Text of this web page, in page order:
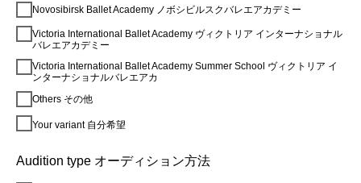
Novosibirsk Ballet Academy ノボシビルスクバレエアカデミー
Victoria International Ballet Academy ヴィクトリア インターナショナル
バレエアカデミー
Victoria International Ballet Academy Summer School ヴィクトリア イ
ンターナショナルバレエアカ
Others その他
Your variant 自分希望
Audition type オーディション方法